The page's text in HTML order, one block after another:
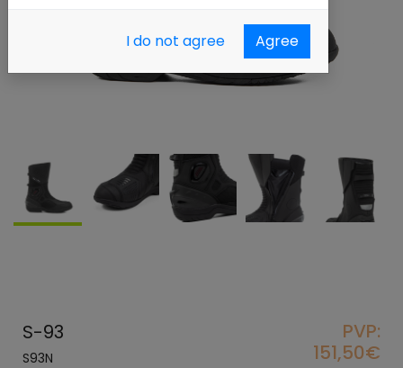
S-93
S93N
PVP:
151,50€
I do not agree Agree